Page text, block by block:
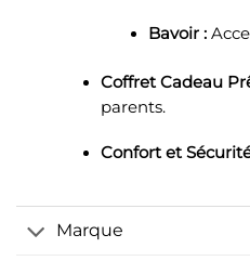
Bavoir :
Coffret Cadeau
parents.
Confort et
Marque